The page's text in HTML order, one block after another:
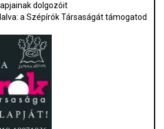
dolgozóit
a Szépírók Társaságát támogatod